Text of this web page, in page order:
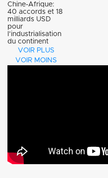
Chine-Afrique:
40 accords et 18
milliards USD
pour
l’industrialisation
du continent
VOIR PLUS
VOIR MOINS